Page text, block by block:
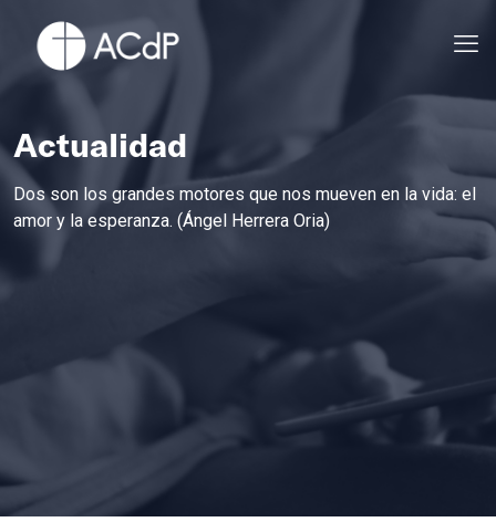
Actualidad
Dos son los grandes motores que nos mueven en la vida: el
amor y la esperanza. (Ángel Herrera Oria)